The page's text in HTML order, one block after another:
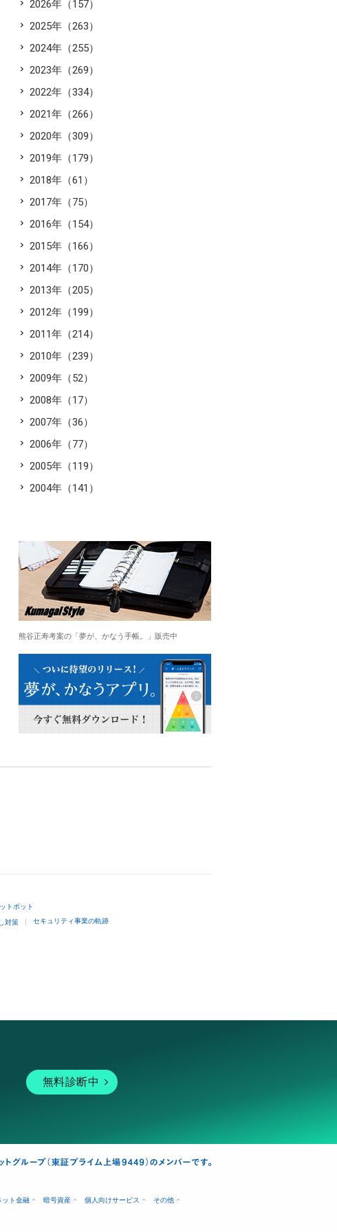
2026年（157）
2025年（263）
2024年（255）
2023年（269）
2022年（334）
2021年（266）
2020年（309）
2019年（179）
2018年（61）
2017年（75）
2016年（154）
2015年（166）
2014年（170）
2013年（205）
2012年（199）
2011年（214）
2010年（239）
2009年（52）
2008年（17）
2007年（36）
2006年（77）
2005年（119）
2004年（141）
熊谷正寿考案の「夢が、かなう手帳。」販売中
トボット
対策 セキュリティ事業の軌跡
無料診断中
ット金融 暗号資産 個人向けサービス その他